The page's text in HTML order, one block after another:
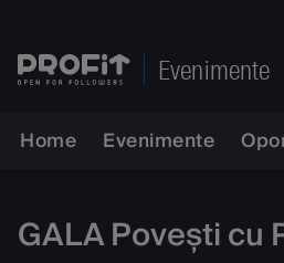
Evenimente
Home Evenimente
GALA Povești cu